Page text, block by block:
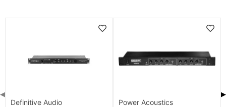
Definitive Audio Power Acoustics
◀ ▶